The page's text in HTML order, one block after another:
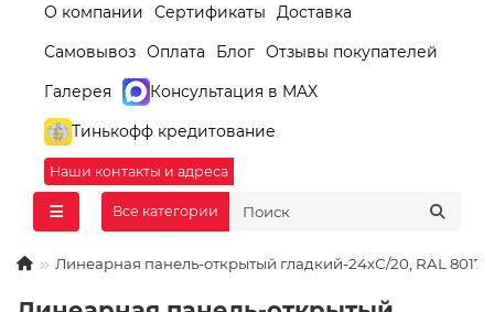
О компании Сертификаты
Доставка
Самовывоз Оплата Блог Отзывы покупателей
Галерея
Консультация в MAX
Тинькофф кредитование
Наши контакты и адреса
Все категории
Линеарная панель-открытый гладкий-24хС/20, RAL 8017